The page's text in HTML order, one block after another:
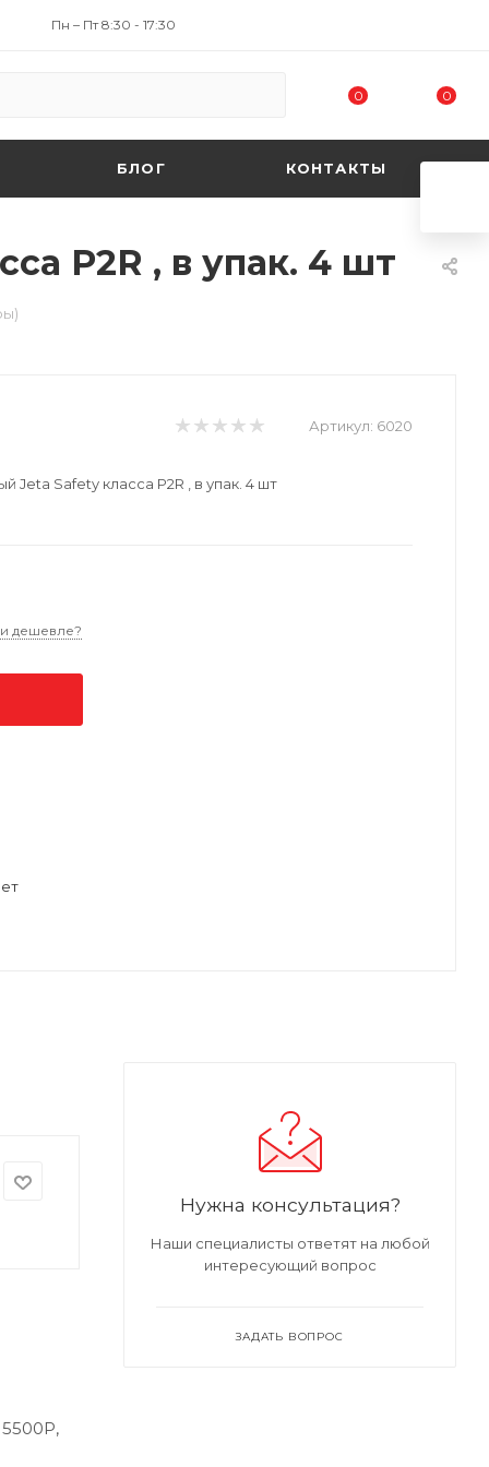
Пн – Пт 8:30 - 17:30
0 0
БЛОГ КОНТАКТЫ
Р2R , в упак. 4 шт
Артикул: 6020
Jeta Safety класса Р2R , в упак. 4 шт
дешевле?
Нужна консультация?
Наши специалисты ответят на любой
интересующий вопрос
ЗАДАТЬ ВОПРОС